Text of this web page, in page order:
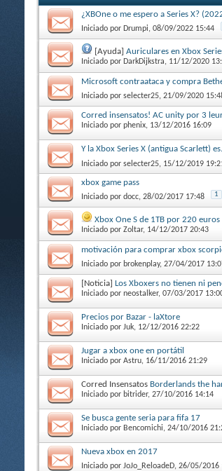
¿XBOne o me espero a Series X?
Iniciado por Drumpi, 08/09/2022 15:44
[Ayuda] Auriculares en Xbox
Iniciado por DarkDijkstra, 11/12/2020
Microsoft contraataca y compra
Iniciado por selecter25, 21/09/2020
Corred insensatos! AC unity por 3
Iniciado por phenix, 13/12/2016 16:09
Y la Xbox Series X (antigua Scarlett)
Iniciado por selecter25, 15/12/2019
xbox game pass
Iniciado por docc, 28/02/2017 17:48 1
Xbox One S de 1TB por 220 euros
Iniciado por Zoltar, 14/12/2017 20:43
motivación para comprar xbox
Iniciado por brokenplay, 27/04/2017
[Noticia] Los Xboxers no tienen ni
Iniciado por neostalker, 07/03/2017
Precios por Bazar - laXtore
Iniciado por Juk, 12/12/2016 22:22
Jugar a xbox one en portátil
Iniciado por Astru, 16/11/2016 21:29
Corred Insensatos Borderlands the
Iniciado por bitrider, 27/10/2016 14:14
Se busca gente seria para fifa 17
Iniciado por Bencomichi, 24/10/2016
Nueva xbox en 2017
Iniciado por JoJo_ReloadeD, 26/05/2016